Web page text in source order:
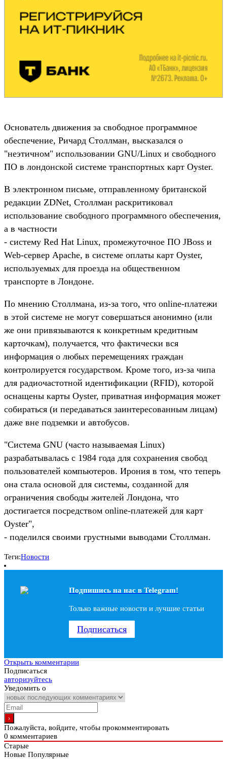
Основатель движения за свободное программное
обеспечение, Ричард Столлман, высказался о
"неэтичном" использовании GNU/Linux и свободного
ПО в лондонской системе транспортных карт Oyster.
В электронном письме, отправленному британской
редакции ZDNet, Столлман раскритиковал
использование свободного программного обеспечения,
а в частности
- систему Red Hat Linux, промежуточное ПО JBoss и
Web-сервер Apache, в системе оплаты карт Oyster,
используемых для проезда на общественном
транспорте в Лондоне.
По мнению Столлмана, из-за того, что online-платежи
в этой системе не могут совершаться анонимно (или
же они привязываются к конкретным кредитным
карточкам), получается, что фактически вся
информация о любых перемещениях граждан
контролируется государством. Кроме того, из-за чипа
для радиочастотной идентификации (RFID), которой
оснащены карты Oyster, приватная информация может
собираться (и передаваться заинтересованным лицам)
даже вне подземки и автобусов.
"Система GNU (часто называемая Linux)
разрабатывалась с 1984 года для сохранения свобод
пользователей компьютеров. Ирония в том, что теперь
она стала основой для системы, созданной для
ограничения свободы жителей Лондона, что
достигается посредством online-платежей для карт
Oyster",
- поделился своими грустными выводами Столлман.
Теги:Новости
Подпишись на наc в Telegram!
Только важные новости и лучшие статьи
Подписаться
Открыть комментарии
Подписаться
авторизуйтесь
Уведомить о
Пожалуйста, войдите, чтобы прокомментировать
0 комментариев
Старые
Новые Популярные